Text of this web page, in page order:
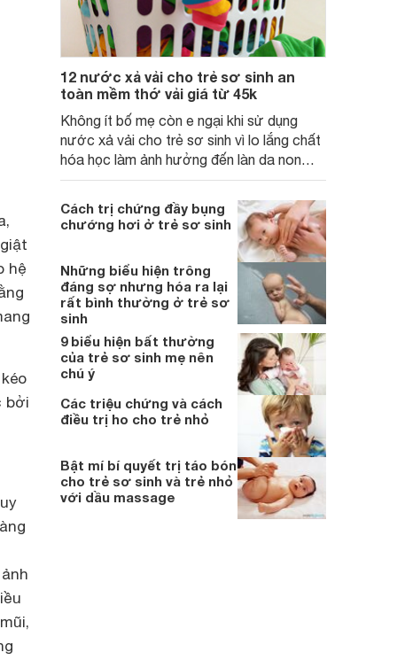
hệ
bởi
12 nước xả vải cho trẻ sơ sinh an
toàn mềm thớ vải giá từ 45k
Không ít bố mẹ còn e ngại khi sử dụng
nước xả vải cho trẻ sơ sinh vì lo lắng chất
hóa học làm ảnh hưởng đến làn da non
nớt của bé. Dưới đây là các sản phẩm
nước xả vải có thành phần tự nhiên, được
chứng nhận là an toàn và không gây kích
ứng da trẻ nhỏ.
Cách trị chứng đầy bụng
chướng hơi ở trẻ sơ sinh
Những biểu hiện trông
đáng sợ nhưng hóa ra lại
rất bình thường ở trẻ sơ
sinh
9 biểu hiện bất thường
của trẻ sơ sinh mẹ nên
chú ý
Các triệu chứng và cách
điều trị ho cho trẻ nhỏ
Bật mí bí quyết trị táo bón
cho trẻ sơ sinh và trẻ nhỏ
với dầu massage